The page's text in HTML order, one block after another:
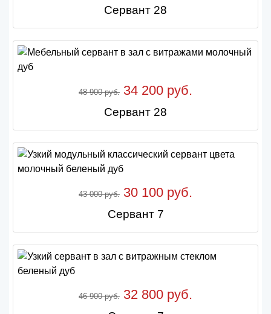
Сервант 28
48 900 руб. 34 200 руб.
Сервант 28
43 000 руб. 30 100 руб.
Сервант 7
46 900 руб. 32 800 руб.